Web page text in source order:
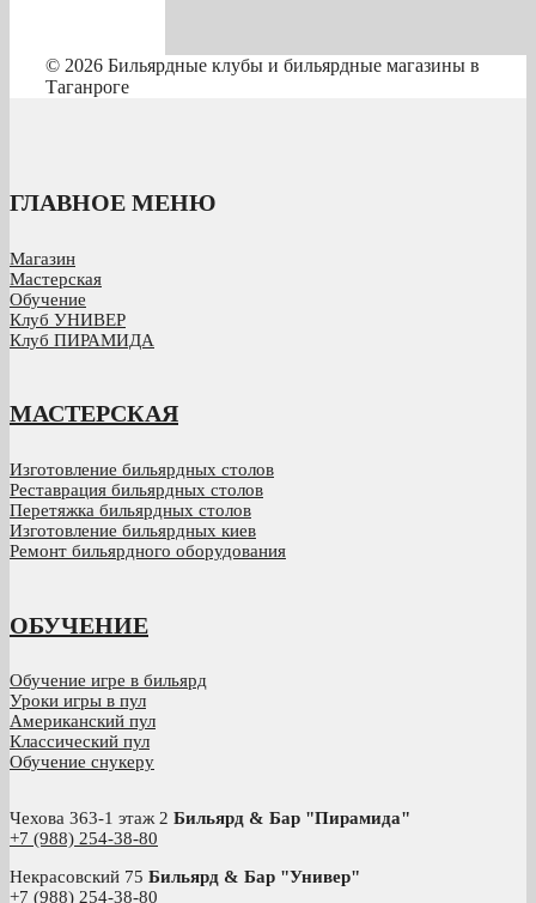
© 2026 Бильярдные клубы и бильярдные магазины в
Таганроге
ГЛАВНОЕ МЕНЮ
Магазин
Мастерская
Обучение
Клуб УНИВЕР
Клуб ПИРАМИДА
МАСТЕРСКАЯ
Изготовление бильярдных столов
Реставрация бильярдных столов
Перетяжка бильярдных столов
Изготовление бильярдных киев
Ремонт бильярдного оборудования
ОБУЧЕНИЕ
Обучение игре в бильярд
Уроки игры в пул
Американский пул
Классический пул
Обучение снукеру
Чехова 363-1 этаж 2 Бильярд & Бар "Пирамида"
+7 (988) 254-38-80
Некрасовский 75 Бильярд & Бар "Универ"
+7 (988) 254-38-80